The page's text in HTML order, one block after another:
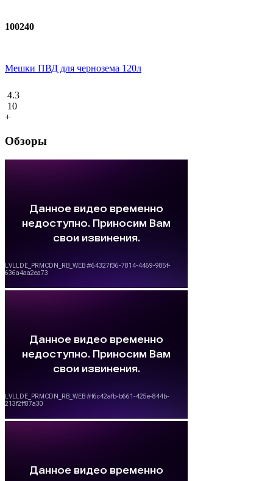
100240
Мешки ПВД для чернозема 120л
4.3
10
+
Обзоры